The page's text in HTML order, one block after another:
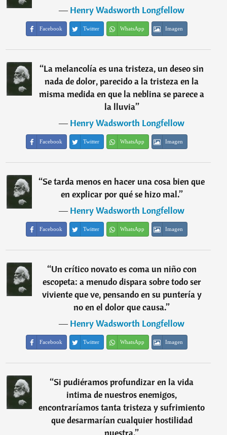
―Henry Wadsworth Longfellow
Facebook Twitter WhatsApp Imagen
“La melancolía es una tristeza, un deseo sin
nada de dolor, parecido a la tristeza en la
misma medida en que la neblina se parece a
la lluvia”
―Henry Wadsworth Longfellow
Facebook Twitter WhatsApp Imagen
“Se tarda menos en hacer una cosa bien que
en explicar por qué se hizo mal.”
―Henry Wadsworth Longfellow
Facebook Twitter WhatsApp Imagen
“Un crítico novato es coma un niño con
escopeta: a menudo dispara sobre todo ser
viviente que ve, pensando en su puntería y
no en el dolor que causa.”
―Henry Wadsworth Longfellow
Facebook Twitter WhatsApp Imagen
“Si pudiéramos profundizar en la vida
intima de nuestros enemigos,
encontraríamos tanta tristeza y sufrimiento
que desarmarían cualquier hostilidad